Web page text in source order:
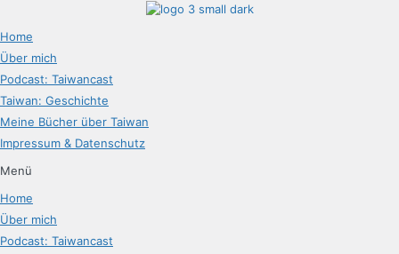
Home
Über mich
Podcast: Taiwancast
Taiwan: Geschichte
Meine Bücher über Taiwan
Impressum & Datenschutz
Menü
Home
Über mich
Podcast: Taiwancast